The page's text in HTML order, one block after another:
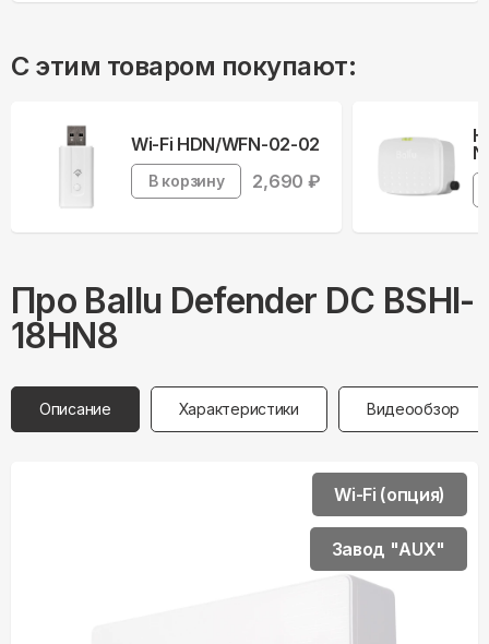
С этим товаром покупают:
Wi-Fi HDN/WFN-02-02
В корзину 2,690 ₽
Про Ballu Defender DC BSHI-
18HN8
Описание Характеристики Видеообзор
Wi-Fi (опция)
Завод "AUX"